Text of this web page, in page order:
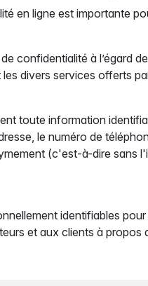
en ligne est importante
confidentialité à l’égard
les divers services offerts
toute information
le numéro de
(c'est-à-dire sans
identifiables
et aux clients à